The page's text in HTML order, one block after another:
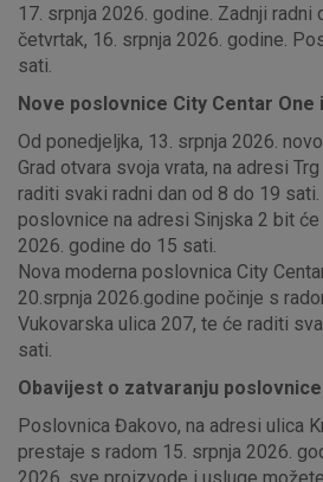
17. srpnja 2026. godine. Zadnji
četvrtak, 16. srpnja 2026. godine.
sati.
Nove poslovnice City Centar One
Od ponedjeljka, 13. srpnja 2026.
Grad otvara svoja vrata, na adresi
raditi svaki radni dan od 8 do 19
poslovnice na adresi Sinjska 2 bit će
2026. godine do 15 sati.
Nova moderna poslovnica City
20.srpnja 2026.godine počinje s
Vukovarska ulica 207, te će raditi
sati.
Obavijest o zatvaranju
Poslovnica Đakovo, na adresi ulica
prestaje s radom 15. srpnja 2026.